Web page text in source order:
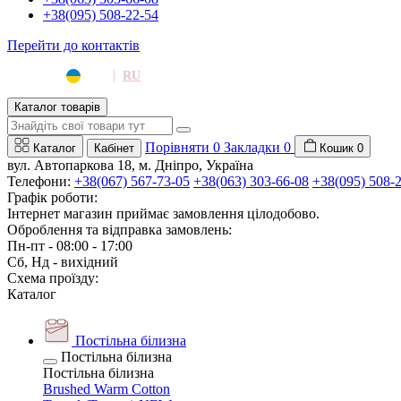
+38(095) 508-22-54
Перейти до контактів
| RU
Каталог товарів
Каталог Кабінет Порівняти 0 Закладки 0 Кошик 0
вул. Автопаркова 18, м. Дніпро, Україна
Телефони: +38(067) 567-73-05 +38(063) 303-66-08 +38(095) 508-
Графік роботи:
Інтернет магазин приймає замовлення цілодобово.
Оброблення та відправка замовлень:
Пн-пт - 08:00 - 17:00
Сб, Нд - вихідний
Схема проїзду:
Каталог
Постільна білизна
Постільна білизна
Постільна білизна
Brushed Warm Cotton